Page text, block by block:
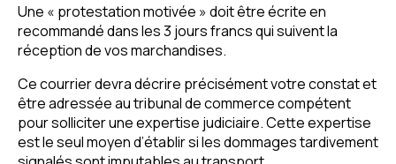
Une « protestation motivée » doit être écrite en
recommandé dans les 3 jours francs qui suivent la
réception de vos marchandises.
Ce courrier devra décrire précisément votre constat et
être adressée au tribunal de commerce compétent
pour solliciter une expertise judiciaire. Cette expertise
est le seul moyen d’établir si les dommages tardivement